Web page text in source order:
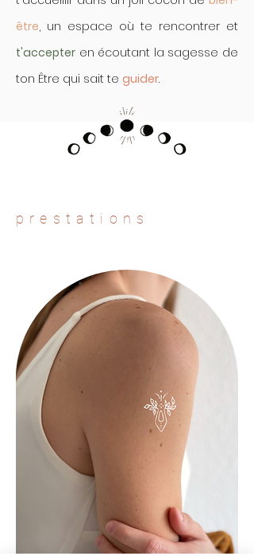
être, un espace où te rencontrer et
t'accepter en écoutant la sagesse de
ton Être qui sait te guider.
prestations